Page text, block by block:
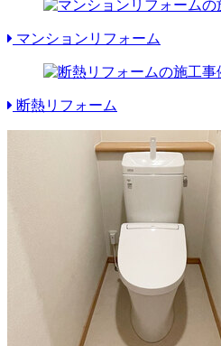
マンションリフォーム
断熱リフォーム